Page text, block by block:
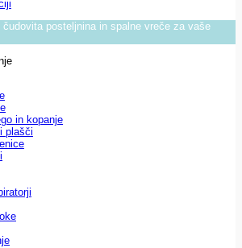
posteljnina in spalne vreče za vaše
in kopanje
plašči